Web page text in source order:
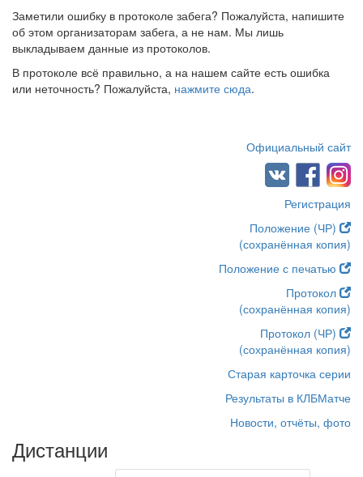
Заметили ошибку в протоколе забега? Пожалуйста, напишите
об этом организаторам забега, а не нам. Мы лишь
выкладываем данные из протоколов.
В протоколе всё правильно, а на нашем сайте есть ошибка
или неточность? Пожалуйста, нажмите сюда.
Официальный сайт
Регистрация
Положение (ЧР)
(сохранённая копия)
Положение с печатью
Протокол
(сохранённая копия)
Протокол (ЧР)
(сохранённая копия)
Старая карточка серии
Результаты в КЛБМатче
Новости, отчёты, фото
Дистанции